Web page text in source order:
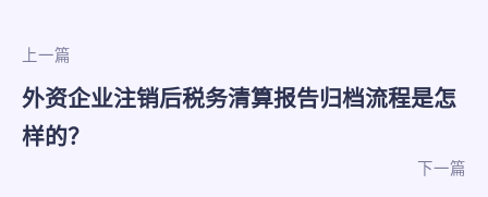
上一篇
外资企业注销后税务清算报告归档流程是怎
样的？
下一篇